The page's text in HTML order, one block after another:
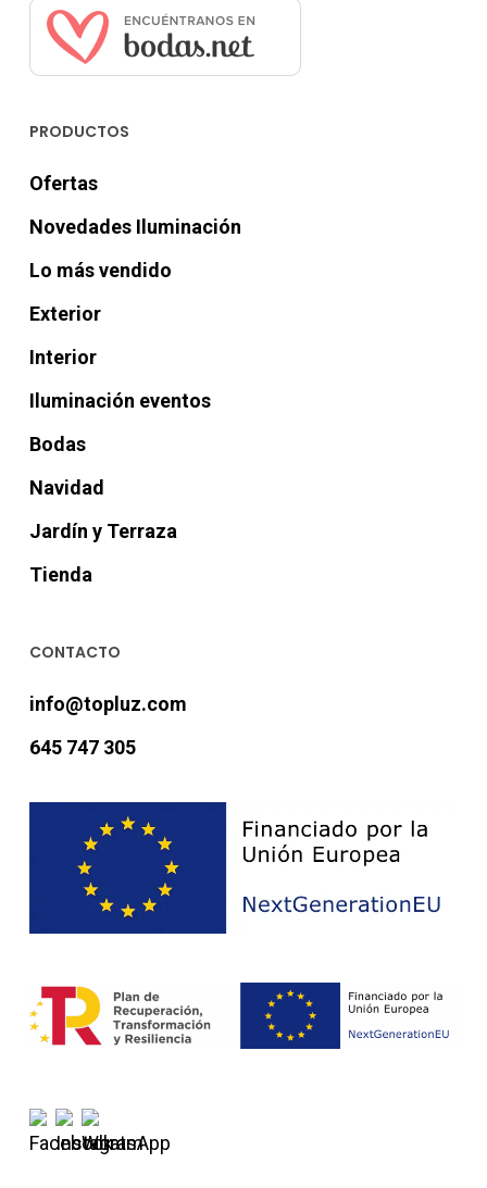
PRODUCTOS
Ofertas
Novedades Iluminación
Lo más vendido
Exterior
Interior
Iluminación eventos
Bodas
Navidad
Jardín y Terraza
Tienda
CONTACTO
info@topluz.com
645 747 305